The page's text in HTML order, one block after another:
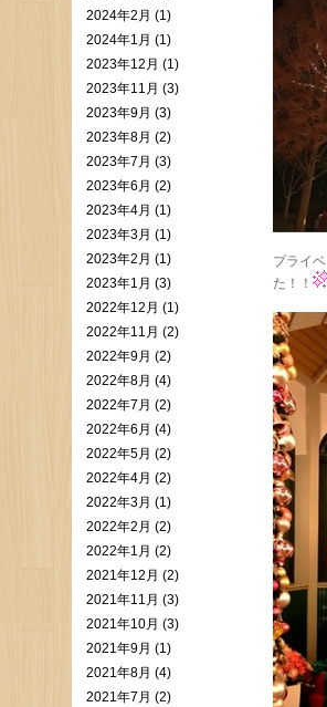
プライ
た！！
2024年2月 (1)
2024年1月 (1)
2023年12月 (1)
2023年11月 (3)
2023年9月 (3)
2023年8月 (2)
2023年7月 (3)
2023年6月 (2)
2023年4月 (1)
2023年3月 (1)
2023年2月 (1)
2023年1月 (3)
2022年12月 (1)
2022年11月 (2)
2022年9月 (2)
2022年8月 (4)
2022年7月 (2)
2022年6月 (4)
2022年5月 (2)
2022年4月 (2)
2022年3月 (1)
2022年2月 (2)
2022年1月 (2)
2021年12月 (2)
2021年11月 (3)
2021年10月 (3)
2021年9月 (1)
2021年8月 (4)
2021年7月 (2)